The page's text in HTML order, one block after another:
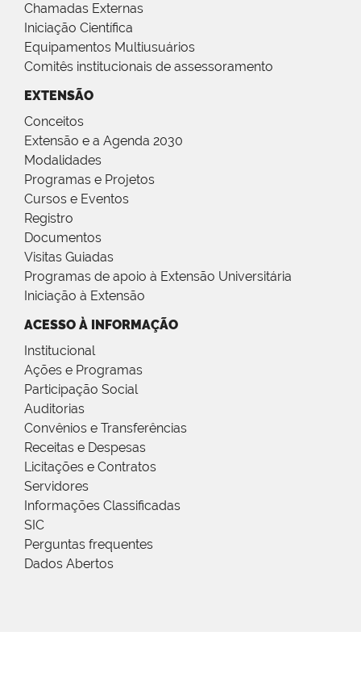
Chamadas Externas
Iniciação Científica
Equipamentos Multiusuários
Comitês institucionais de assessoramento
EXTENSÃO
Conceitos
Extensão e a Agenda 2030
Modalidades
Programas e Projetos
Cursos e Eventos
Registro
Documentos
Visitas Guiadas
Programas de apoio à Extensão Universitária
Iniciação à Extensão
ACESSO À INFORMAÇÃO
Institucional
Ações e Programas
Participação Social
Auditorias
Convênios e Transferências
Receitas e Despesas
Licitações e Contratos
Servidores
Informações Classificadas
SIC
Perguntas frequentes
Dados Abertos